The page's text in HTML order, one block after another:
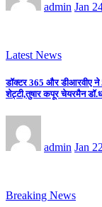
admin Jan
Latest News
डॉक्टर 365 और डीआरवीए ने
शेट्टी,तुषार कपूर चेयरमैन
admin Jan
Breaking News